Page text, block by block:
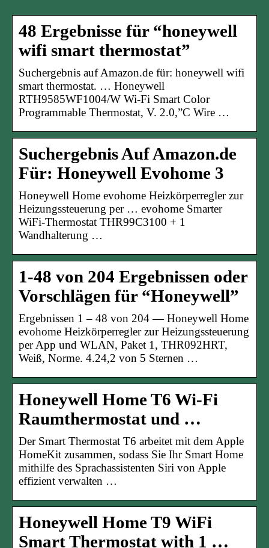
48 Ergebnisse für “honeywell
wifi smart thermostat”
Suchergebnis auf Amazon.de für: honeywell wifi
smart thermostat. … Honeywell
RTH9585WF1004/W Wi-Fi Smart Color
Programmable Thermostat, V. 2.0,”C Wire …
Suchergebnis Auf Amazon.de
Für: Honeywell Evohome 3
Honeywell Home evohome Heizkörperregler zur
Heizungssteuerung per … evohome Smarter
WiFi-Thermostat THR99C3100 + 1
Wandhalterung …
1-48 von 204 Ergebnissen oder
Vorschlägen für “Honeywell”
Ergebnissen 1 – 48 von 204 — Honeywell Home
evohome Heizkörperregler zur Heizungssteuerung
per App und WLAN, Paket 1, THR092HRT,
Weiß, Norme. 4.24,2 von 5 Sternen …
Honeywell Home T6 Wi-Fi
Raumthermostat und …
Der Smart Thermostat T6 arbeitet mit dem Apple
HomeKit zusammen, sodass Sie Ihr Smart Home
mithilfe des Sprachassistenten Siri von Apple
effizient verwalten …
Honeywell Home T9 WiFi
Smart Thermostat with 1 …